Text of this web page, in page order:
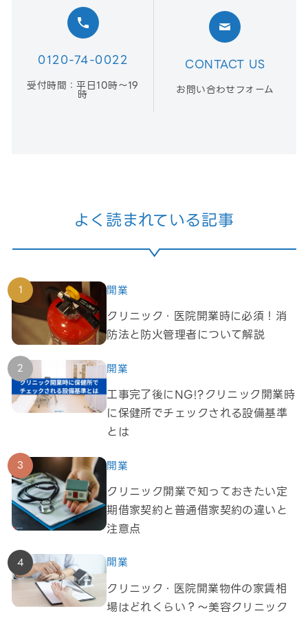
0120-74-0022
受付時間：平日10時〜19
時
CONTACT US
お問い合わせフォーム
よく読まれている記事
開業
クリニック・医院開業時に必須！消
防法と防火管理者について解説
開業
工事完了後にNG!?クリニック開業時
に保健所でチェックされる設備基準
とは
開業
クリニック開業で知っておきたい定
期借家契約と普通借家契約の違いと
注意点
開業
クリニック・医院開業物件の家賃相
場はどれくらい？～美容クリニック